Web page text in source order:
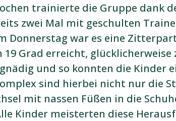
trainierte die Gruppe dank
zwei Mal mit geschulten
Donnerstag war es eine
Grad erreicht, glücklicherweise
und so konnten die Kinder
sind hierbei nicht nur die
mit nassen Füßen in die
Kinder meisterten diese